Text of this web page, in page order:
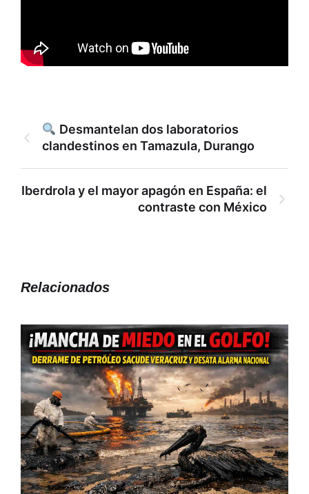
Desmantelan dos laboratorios
clandestinos en Tamazula, Durango
Iberdrola y el mayor apagón en España: el
contraste con México
Relacionados